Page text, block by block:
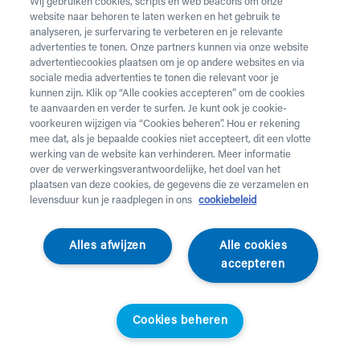
Vul onderstaand formulier in voor de huur van
zorgmateriaal.Dringende levering of levering in het
weekendnodig? Neem telefonisch contact op via 02 218
22 22.
Heb jekrukken nodig? Die kan je enkel aankopen. Wil je
huurmateriaal laten ophalen? Dat kan hier.
Opgelet!Je huurt voor minstens 1 maand en betaalt een
servicekost. Check de prijzenhier. Een gewone levering
duurt 2 werkdagen, een dringende levering krijg je de
feestdagen.
website naar behoren te laten werken en het gebruik te
analyseren, je surfervaring te verbeteren en je relevante
advertenties te tonen. Onze partners kunnen via onze website
advertentiecookies plaatsen om je op andere websites en via
sociale media advertenties te tonen die relevant voor je
kunnen zijn. Klik op “Alle cookies accepteren” om de cookies
te aanvaarden en verder te surfen. Je kunt ook je cookie-
voorkeuren wijzigen via “Cookies beheren”. Hou er rekening
mee dat, als je bepaalde cookies niet accepteert, dit een vlotte
werking van de website kan verhinderen. Meer informatie
over de verwerkingsverantwoordelijke, het doel van het
plaatsen van deze cookies, de gegevens die ze verzamelen en
levensduur kun je raadplegen in ons
cookiebeleid
Alle cookies
accepteren
Alles afwijzen
Cookies beheren